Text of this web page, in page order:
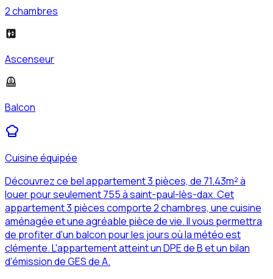
2 chambres
Ascenseur
Balcon
Cuisine équipée
Découvrez ce bel appartement 3 pièces, de 71.43m² à
louer pour seulement 755 à saint-paul-lès-dax. Cet
appartement 3 pièces comporte 2 chambres, une cuisine
aménagée et une agréable pièce de vie. Il vous permettra
de profiter d'un balcon pour les jours où la météo est
clémente. L'appartement atteint un DPE de B et un bilan
d'émission de GES de A.